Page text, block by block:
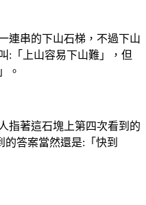
連串的下山石梯，不過下山
:「上山容易下山難」，但
。
指著這石塊上第四次看到的
的答案當然還是:「快到